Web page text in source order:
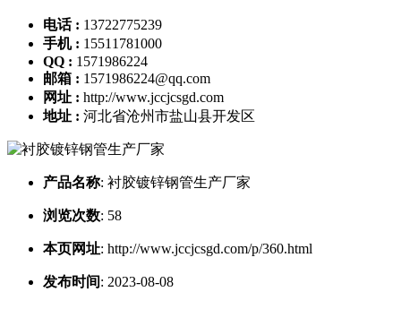
电话 : 13722775239
手机 : 15511781000
QQ : 1571986224
邮箱 : 1571986224@qq.com
网址 : http://www.jccjcsgd.com
地址 : 河北省沧州市盐山县开发区
产品名称: 衬胶镀锌钢管生产厂家
浏览次数: 58
本页网址: http://www.jccjcsgd.com/p/360.html
发布时间: 2023-08-08